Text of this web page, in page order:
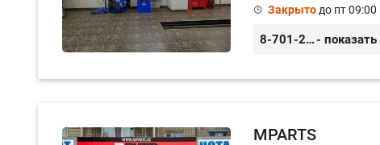
Закрытодо пт 09:00
8-701-250-88-00- показать
MPARTS